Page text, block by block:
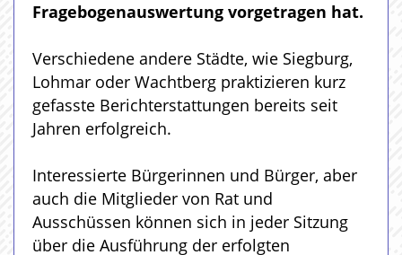
Fragebogenauswertung vorgetragen hat.
Verschiedene andere Städte, wie Siegburg,
Lohmar oder Wachtberg praktizieren kurz
gefasste Berichterstattungen bereits seit
Jahren erfolgreich.
Interessierte Bürgerinnen und Bürger, aber
auch die Mitglieder von Rat und
Ausschüssen können sich in jeder Sitzung
über die Ausführung der erfolgten